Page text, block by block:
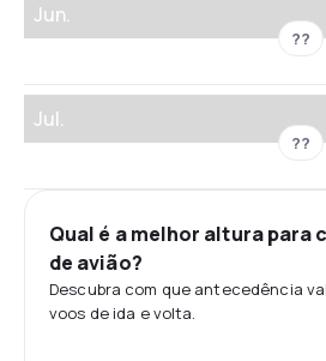
Jun.
??
Jul.
??
Qual é a melhor altura para
de avião?
Descubra com que antecedência
voos de ida e volta.